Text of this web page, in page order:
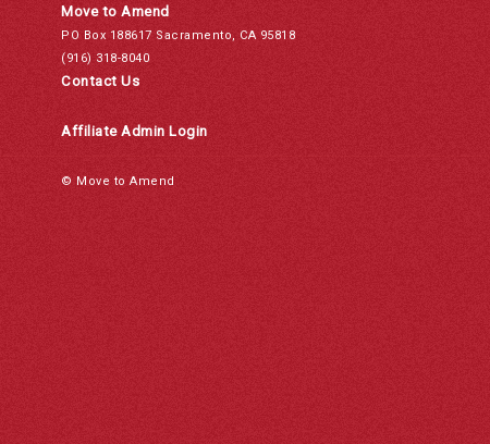
Move to Amend
PO Box 188617 Sacramento, CA 95818
(916) 318-8040
Contact Us
Affiliate Admin Login
© Move to Amend